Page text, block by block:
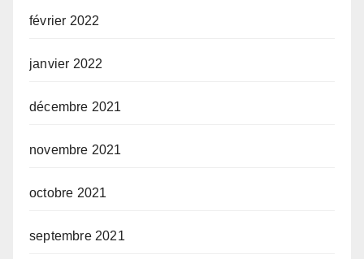
février 2022
janvier 2022
décembre 2021
novembre 2021
octobre 2021
septembre 2021